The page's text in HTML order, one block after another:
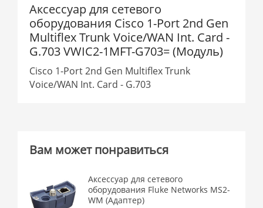
Аксессуар для сетевого
оборудования Cisco 1-Port 2nd Gen
Multiflex Trunk Voice/WAN Int. Card -
G.703 VWIC2-1MFT-G703= (Модуль)
Cisco 1-Port 2nd Gen Multiflex Trunk
Voice/WAN Int. Card - G.703
Вам может понравиться
Аксессуар для сетевого
оборудования Fluke Networks MS2-
WM (Адаптер)